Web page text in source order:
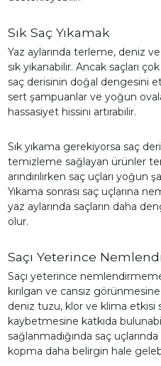
Sık Saç Yıkamak
Yaz aylarında terleme, deniz
sık yıkanabilir. Ancak saçları
saç derisinin doğal dengesini
sert şampuanlar ve yoğun
hassasiyet hissini artırabilir.
Sık yıkama gerekiyorsa saç
temizleme sağlayan ürünler
arındırılırken saç uçları yoğun
Yıkama sonrası saç uçlarına
yaz aylarında saçların daha
olur.
Saçı Yeterince
Saçı yeterince
kırılgan ve cansız
deniz tuzu, klor ve klima etkisi
kaybetmesine katkıda
sağlanmadığında saç
kopma daha belirgin hale